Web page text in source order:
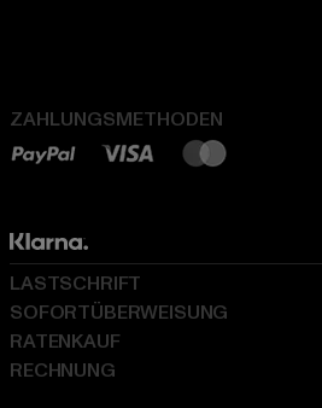
ZAHLUNGSMETHODEN
LASTSCHRIFT
SOFORTÜBERWEISUNG
RATENKAUF
RECHNUNG